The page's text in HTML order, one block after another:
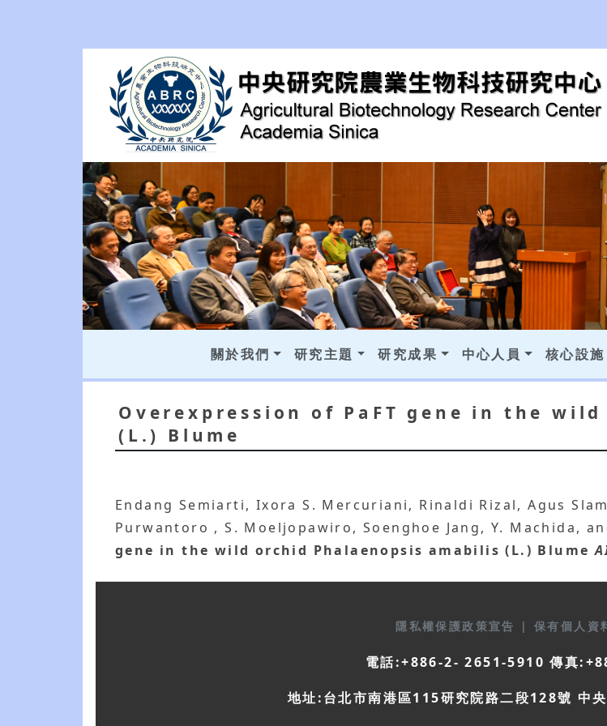
關於我們 研究主題 研究成果 中心人員 核心設施
Overexpression of PaFT gene in the
(L.) Blume
Endang Semiarti, Ixora S. Mercuriani, Rinaldi Rizal, Agus
Purwantoro , S. Moeljopawiro, Soenghoe Jang, Y. Machida,
gene in the wild orchid Phalaenopsis amabilis (L.) Blume
隱私權保護政策宣告 | 保有個人資
電話:+886-2- 2651-5910 傳真
地址:台北市南港區115研究院路二段128號 中